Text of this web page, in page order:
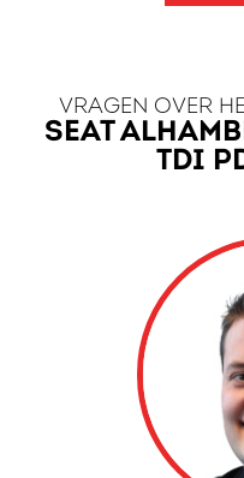
VRAGEN OVER
SEAT
TDI